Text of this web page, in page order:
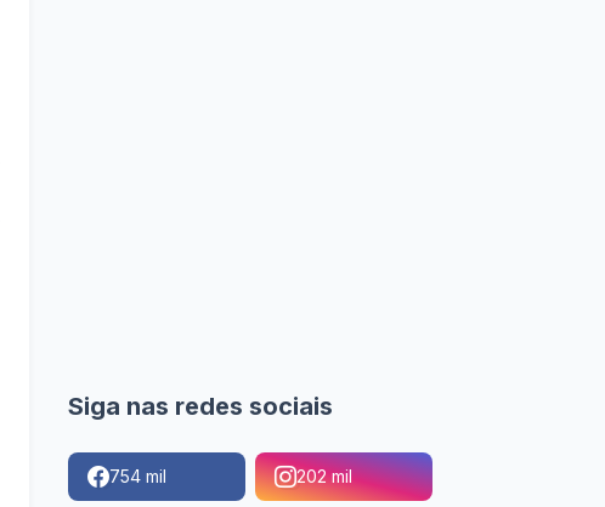
Siga nas redes sociais
754 mil 202 mil